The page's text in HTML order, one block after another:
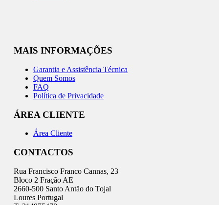
MAIS INFORMAÇÕES
Garantia e Assistência Técnica
Quem Somos
FAQ
Política de Privacidade
ÁREA CLIENTE
Área Cliente
CONTACTOS
Rua Francisco Franco Cannas, 23
Bloco 2 Fração AE
2660-500 Santo Antão do Tojal
Loures Portugal